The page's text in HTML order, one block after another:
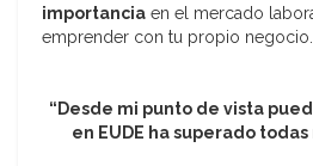
importancia en el mercado
emprender con tu propio negocio.
“Desde mi punto de vista
en EUDE ha superado